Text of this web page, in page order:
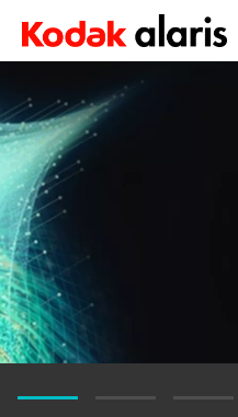
Salta al contenuto principale